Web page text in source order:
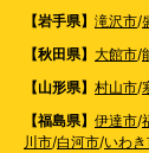
【岩手県】 滝沢市/
【秋田県】 大館市/
【山形県】 村山市/
【福島県】 伊達市/
川市/白河市/いわ